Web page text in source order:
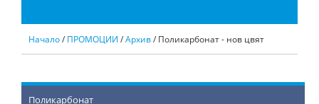
Начало/ ПРОМОЦИИ /Архив/ Поликарбонат - нов цвят
Поликарбонат